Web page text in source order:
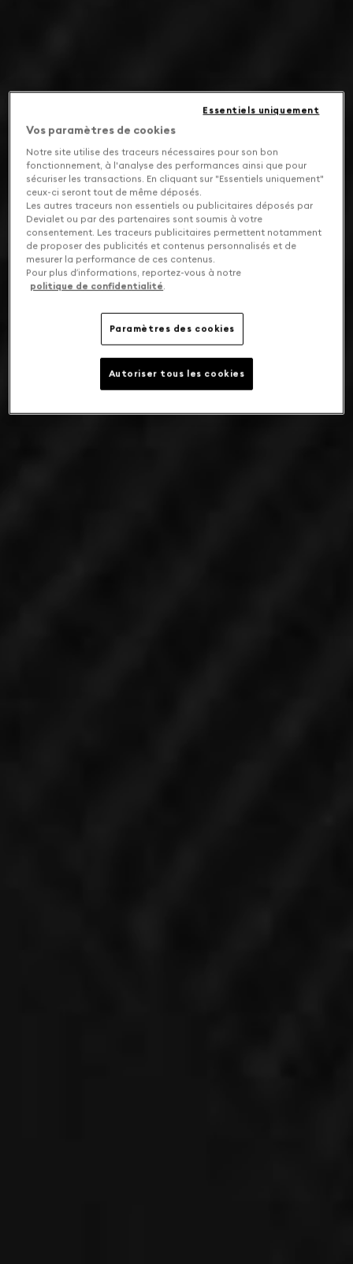
Vos paramètres de cookies
Notre site utilise des traceurs nécessaires pour son bon
fonctionnement, à l'analyse des performances ainsi que pour
sécuriser les transactions. En cliquant sur "Essentiels uniquement"
ceux-ci seront tout de même déposés.
Les autres traceurs non essentiels ou publicitaires déposés par
Devialet ou par des partenaires sont soumis à votre
consentement. Les traceurs publicitaires permettent notamment
de proposer des publicités et contenus personnalisés et de
mesurer la performance de ces contenus.
Pour plus d’informations, reportez-vous à notre
politique de confidentialité.
Paramètres des cookies
Essentiels uniquement
Autoriser tous les cookies